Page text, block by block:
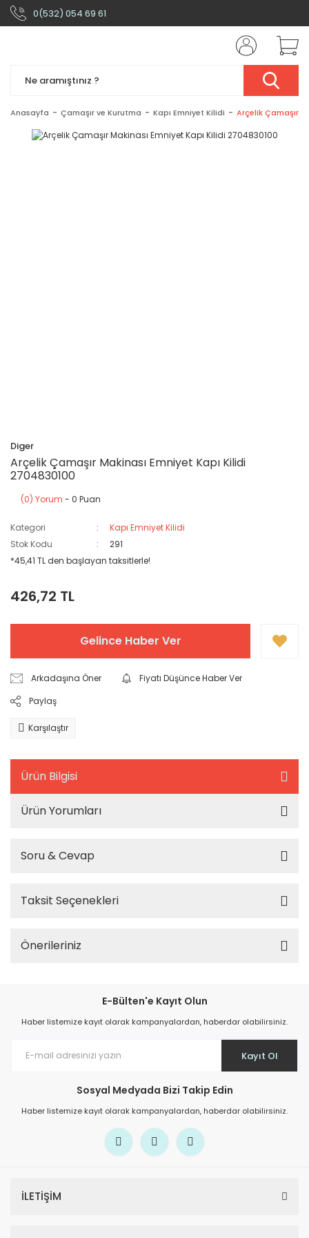
0(532) 054 69 61
Anasayfa Çamaşır ve Kurutma Kapı Emniyet Kilidi Arçelik Çamaşır
Diger
Arçelik Çamaşır Makinası Emniyet Kapı Kilidi
2704830100
(0) Yorum - 0 Puan
Kategori
Kapı Emniyet Kilidi
Stok Kodu
291
*45,41 TL den başlayan taksitlerle!
426,72 TL
Gelince Haber Ver
Arkadaşına Öner
Fiyatı Düşünce Haber Ver
Paylaş
Karşılaştır
Ürün Bilgisi
Ürün Yorumları
Soru & Cevap
Taksit Seçenekleri
Önerileriniz
E-Bülten'e Kayıt Olun
Haber listemize kayıt olarak kampanyalardan, haberdar olabilirsiniz.
Kayıt Ol
Sosyal Medyada Bizi Takip Edin
Haber listemize kayıt olarak kampanyalardan, haberdar olabilirsiniz.
İLETİŞİM